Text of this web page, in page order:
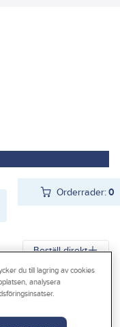
Orderrader:0
Beställ direkt
Butiksinredning
du till lagring av cookies
analysera